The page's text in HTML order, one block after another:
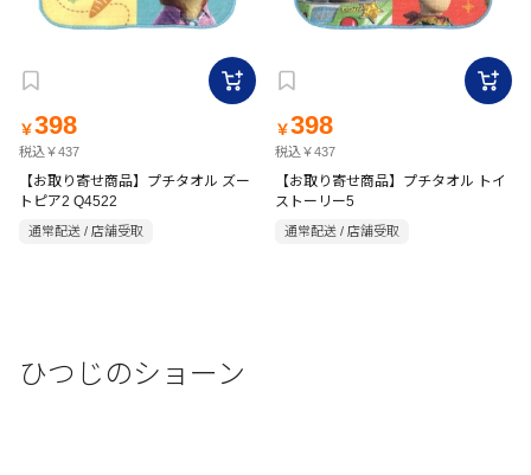
￥398
税込￥437
【お取り寄せ商品】プチタオル ズー
トピア2 Q4522
通常配送 / 店舗受取
￥398
税込￥437
【お取り寄せ商品】プチタオル トイ
ストーリー5
通常配送 / 店舗受取
ひつじのショーン